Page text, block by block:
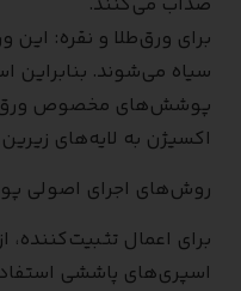
برای ورق‌طلا و نقره:
سیاه می‌شوند. بنابراین
پوشش‌های مخصوص
اکسیژن به لایه‌های
روش‌های اجرای اصولی
برای اعمال تثبیت‌کننده،
اسپری‌های پاششی